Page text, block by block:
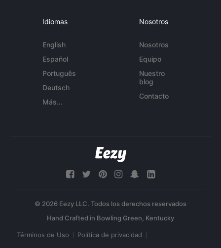
Idiomas
English
Español
Português
Deutsch
Más...
Nosotros
Nosotros
Equipo
Nuestro
blog
Contacto
© 2026 Eezy LLC. Todos los derechos reservados
Términos de Uso Política de privacidad